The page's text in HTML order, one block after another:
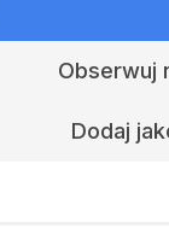
Obserwuj
Dodaj